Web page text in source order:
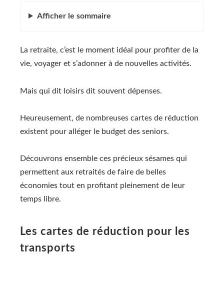
Afficher le sommaire
La retraite, c’est le moment idéal pour profiter de la
vie, voyager et s’adonner à de nouvelles activités.
Mais qui dit loisirs dit souvent dépenses.
Heureusement, de nombreuses cartes de réduction
existent pour alléger le budget des seniors.
Découvrons ensemble ces précieux sésames qui
permettent aux retraités de faire de belles
économies tout en profitant pleinement de leur
temps libre.
Les cartes de réduction pour les
transports